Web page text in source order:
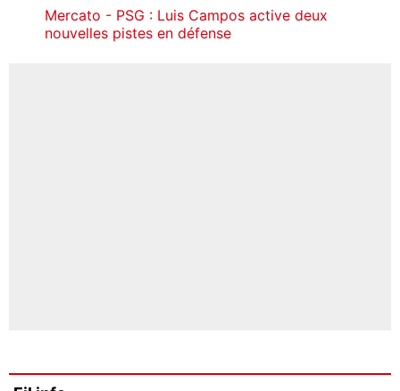
Mercato - PSG : Luis Campos active deux
nouvelles pistes en défense